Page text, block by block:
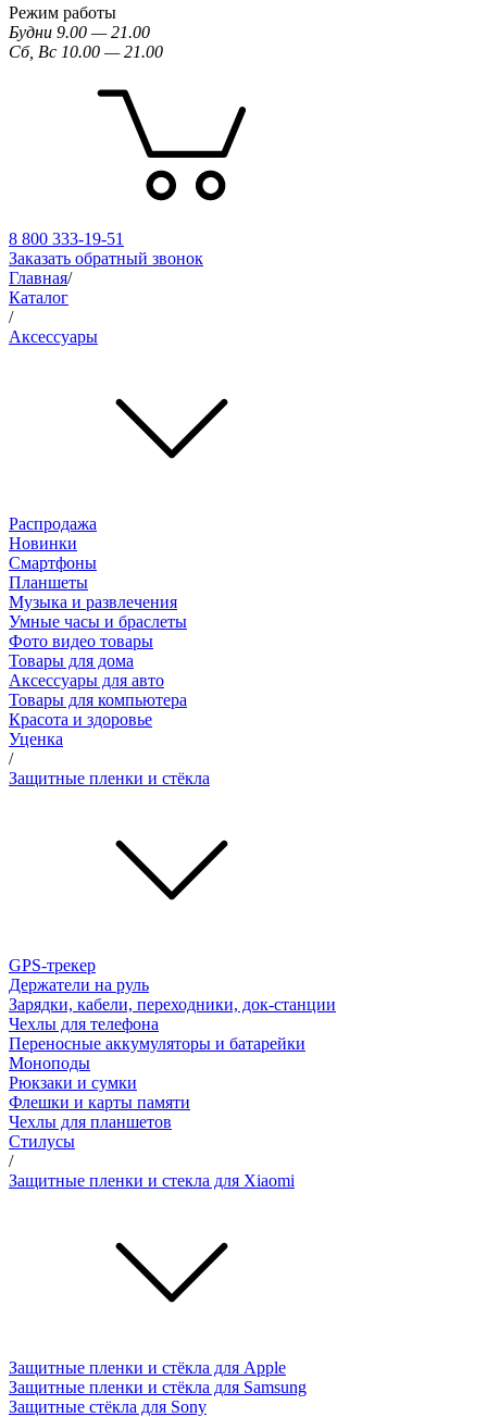
Режим работы
Будни 9.00 — 21.00
Сб, Вс 10.00 — 21.00
8 800 333-19-51
Заказать обратный звонок
Главная/
Каталог
/
Аксессуары
Распродажа
Новинки
Смартфоны
Планшеты
Музыка и развлечения
Умные часы и браслеты
Фото видео товары
Товары для дома
Аксессуары для авто
Товары для компьютера
Красота и здоровье
Уценка
/
Защитные пленки и стёкла
GPS-трекер
Держатели на руль
Зарядки, кабели, переходники, док-станции
Чехлы для телефона
Переносные аккумуляторы и батарейки
Моноподы
Рюкзаки и сумки
Флешки и карты памяти
Чехлы для планшетов
Стилусы
/
Защитные пленки и стекла для Xiaomi
Защитные пленки и стёкла для Apple
Защитные пленки и стёкла для Samsung
Защитные стёкла для Sony